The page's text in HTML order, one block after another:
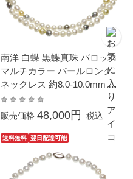
南洋 白蝶 黒蝶真珠 バロック
マルチカラー パールロング
ネックレス 約8.0-10.0mm 約
100cm シルバー SV 結婚式
冠婚葬祭 葬儀 成人式 卒業 入
園 入学式 母の日 フォーマル
パーティー カジュアル 普段
使い 大粒 大ぶり 金属アレル
ギー対応
販売価格 48,000円 税込
送料無料 翌日配達可能